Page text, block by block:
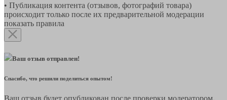
• Публикация контента (отзывов, фотографий товара)
происходит только после их предварительной модерации
показать правила
Ваш отзыв отправлен!
Спасибо, что решили поделиться опытом!
Ваш отзыв будет опубликован после проверки модератором.